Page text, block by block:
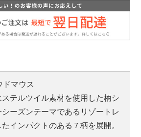
ドマウス
テルツイル素材を使用した柄シ
ーズンテーマであるリゾートレ
インパクトのある７柄を展開。